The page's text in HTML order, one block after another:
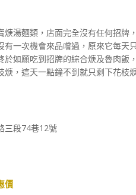
焿湯麵類，店面完全沒有任何招
有一次機會來品嚐過，原來它每
於如願吃到招牌的綜合焿及魯肉
，這天一點鐘不到就只剩下花枝
三段74巷12號
價